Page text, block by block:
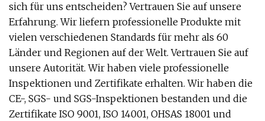
sich für uns entscheiden? Vertrauen Sie auf unsere
Erfahrung. Wir liefern professionelle Produkte mit
vielen verschiedenen Standards für mehr als 60
Länder und Regionen auf der Welt. Vertrauen Sie auf
unsere Autorität. Wir haben viele professionelle
Inspektionen und Zertifikate erhalten. Wir haben die
CE-, SGS- und SGS-Inspektionen bestanden und die
Zertifikate ISO 9001, ISO 14001, OHSAS 18001 und